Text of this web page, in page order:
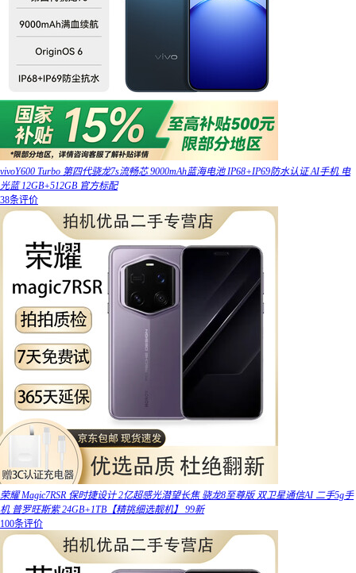
vivoY600 Turbo 第四代骁龙7s流畅芯 9000mAh蓝海电池 IP68+IP69防水认证 AI手机 电
光蓝 12GB+512GB 官方标配
38条评价
荣耀 Magic7RSR 保时捷设计 2亿超感光潜望长焦 骁龙8至尊版 双卫星通信AI 二手5g手
机 普罗旺斯紫 24GB+1TB【精挑细选靓机】 99新
100条评价